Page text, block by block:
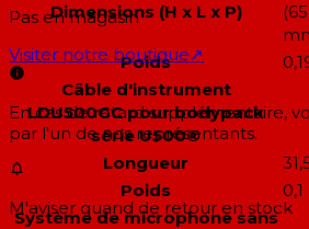
Dimensions (H x L x P)
Poids
Câble d'instrument
LDU500GC pour bodypack
série U500®
Longueur
Poids
Système de microphone sans
Pas en magasin
Visiter notre boutique↗
En cas de retard supplémentaire,
par l'un de nos représentants.
M'aviser quand de retour en stock